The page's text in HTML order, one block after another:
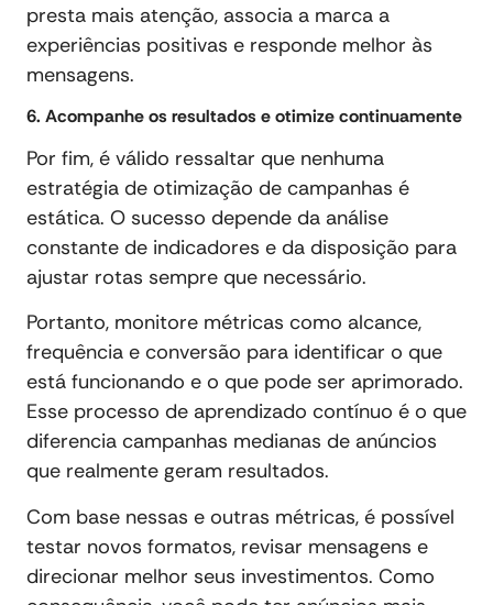
presta mais atenção, associa a marca a
experiências positivas e responde melhor às
mensagens.
6. Acompanhe os resultados e otimize continuamente
Por fim, é válido ressaltar que nenhuma
estratégia de otimização de campanhas é
estática. O sucesso depende da análise
constante de indicadores e da disposição para
ajustar rotas sempre que necessário.
Portanto, monitore métricas como alcance,
frequência e conversão para identificar o que
está funcionando e o que pode ser aprimorado.
Esse processo de aprendizado contínuo é o que
diferencia campanhas medianas de anúncios
que realmente geram resultados.
Com base nessas e outras métricas, é possível
testar novos formatos, revisar mensagens e
direcionar melhor seus investimentos. Como